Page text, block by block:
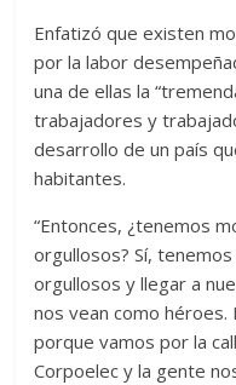
Enfatizó que existen
por la labor
una de ellas la
trabajadores y
desarrollo de un país
habitantes.
“Entonces, ¿tenemos
orgullosos? Sí,
orgullosos y llegar a
nos vean como
porque vamos por la
Corpoelec y la gente